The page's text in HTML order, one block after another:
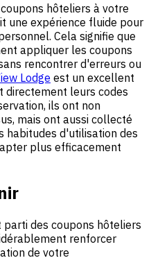
hôteliers à votre
une expérience fluide pour
Cela signifie que
appliquer les coupons
rencontrer d'erreurs ou
Lodge est un excellent
directement leurs codes
ils ont non
mais ont aussi collecté
habitudes d'utilisation des
plus efficacement
des coupons hôteliers
renforcer
de votre